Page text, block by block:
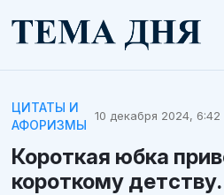
ЦИТАТЫ И
АФОРИЗМЫ
10 декабря 2024, 6:42
Короткая юбка
короткому детству.